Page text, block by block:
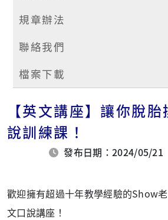
規章辦法
聯絡我們
檔案下載
【英文講座】讓你脫
說訓練課！
發布日期：2024/05/21
歡迎擁有超過十年教學經驗的Show
文口說講座！